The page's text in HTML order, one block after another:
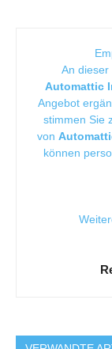
An dieser
Automattic
Angebot
stimmen Sie
von
können